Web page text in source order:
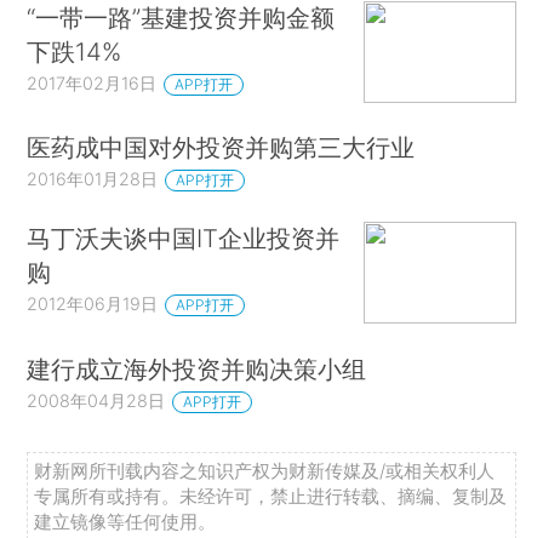
“一带一路”基建投资并购金额
下跌14%
2017年02月16日 APP打开
医药成中国对外投资并购第三大行业
2016年01月28日 APP打开
马丁沃夫谈中国IT企业投资并
购
2012年06月19日 APP打开
建行成立海外投资并购决策小组
2008年04月28日 APP打开
财新网所刊载内容之知识产权为财新传媒及/或相关权利人
专属所有或持有。未经许可，禁止进行转载、摘编、复制及
建立镜像等任何使用。